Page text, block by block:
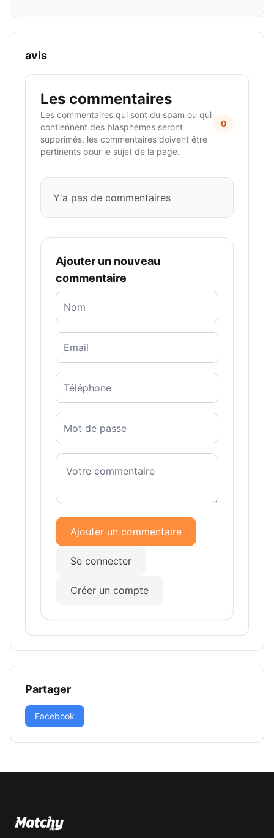
avis
Les commentaires
Les commentaires qui sont du spam ou qui
contiennent des blasphèmes seront
supprimés, les commentaires doivent être
pertinents pour le sujet de la page.
0
Y'a pas de commentaires
Ajouter un nouveau
commentaire
Ajouter un commentaire
Se connecter
Créer un compte
Partager
Facebook